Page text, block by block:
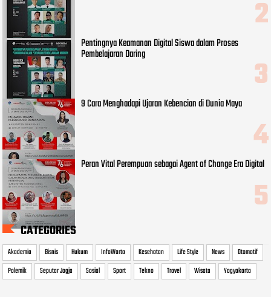
Pentingnya Keamanan Digital Siswa dalam Proses
Pembelajaran Daring
9 Cara Menghadapi Ujaran Kebencian di Dunia Maya
Peran Vital Perempuan sebagai Agent of Change Era Digital
CATEGORIES
Akademia Bisnis Hukum InfoWarta Kesehatan Life Style News
Otomotif
Polemik
Seputar Jogja Sosial Sport Tekno Travel Wisata Yogyakarta